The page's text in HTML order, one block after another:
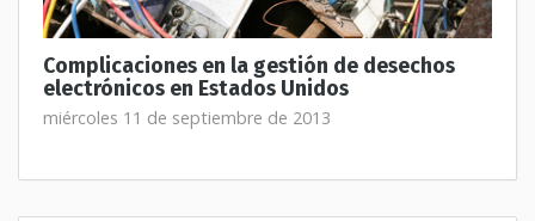
Complicaciones en la gestión de desechos
electrónicos en Estados Unidos
miércoles 11 de septiembre de 2013